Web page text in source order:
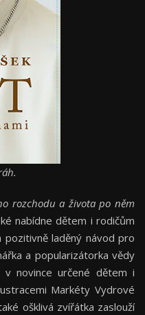
rozchodu a života po něm
nabídne dětem i rodičům
laděný návod pro
a popularizátorka vědy
v novince určené dětem i
Markéty Vydrové
ošklivá zvířátka zaslouží